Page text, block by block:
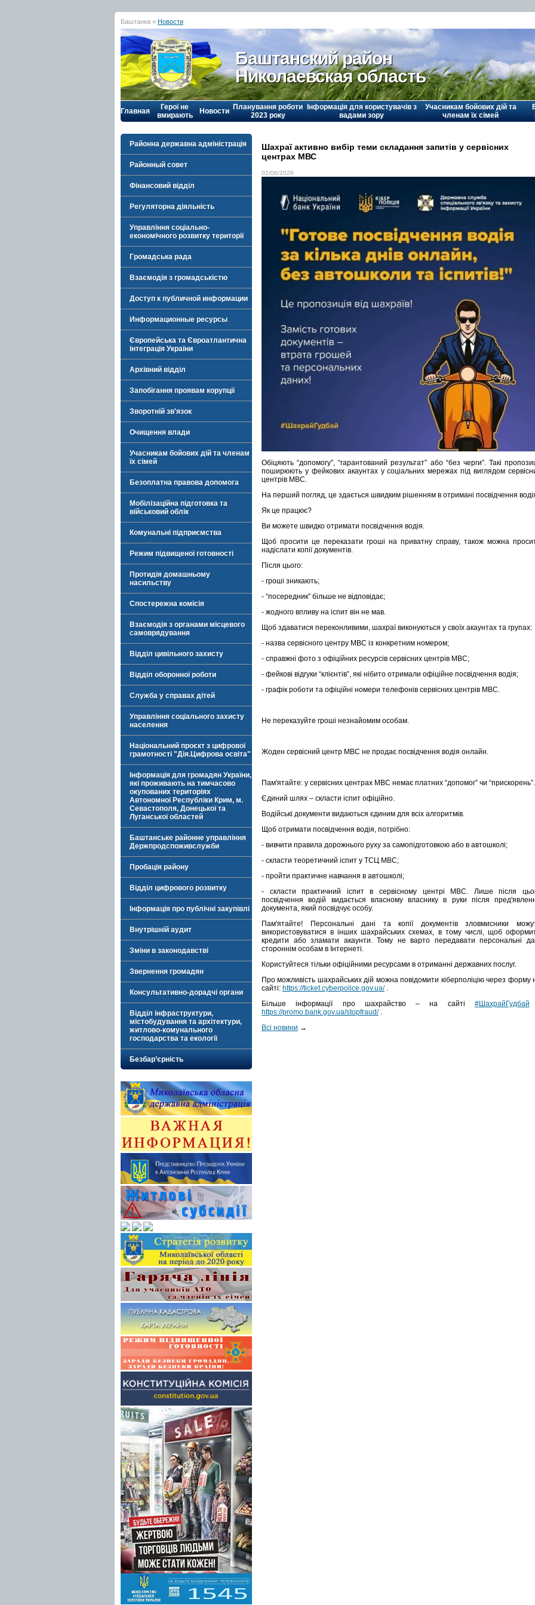
Баштанка » Новости
Баштанский район
Николаевская область
Главная
Герої не
вмирають
Новости Планування роботи
2023 року
Інформація для користувачів з
вадами зору
Учасникам бойових дій та
членам їх сімей
Районна державна адміністрація
Районный совет
Фінансовий відділ
Регуляторна діяльність
Управління соціально-
економічного розвитку території
Громадська рада
Взаємодія з громадськістю
Доступ к публичной информации
Информационные ресурсы
Європейська та Євроатлантична
інтеграція України
Архівний відділ
Запобігання проявам корупції
Зворотній зв'язок
Очищення влади
Учасникам бойових дій та членам
їх сімей
Безоплатна правова допомога
Мобілізаційна підготовка та
військовий облік
Комунальні підприємства
Режим підвищеної готовності
Протидія домашньому
насильству
Спостережна комісія
Взаємодія з органами місцевого
самоврядування
Відділ цивільного захисту
Відділ оборонної роботи
Служба у справах дітей
Управління соціального захисту
населення
Національний проєкт з цифрової
грамотності "Дія.Цифрова освіта"
Інформація для громадян України,
які проживають на тимчасово
окупованих територіях
Автономної Республіки Крим, м.
Севастополя, Донецької та
Луганської областей
Баштанське районне управління
Держпродспоживслужби
Пробація району
Відділ цифрового розвитку
Інформація про публічні закупівлі
Внутрішній аудит
Зміни в законодавстві
Звернення громадян
Консультативно-дорадчі органи
Відділ інфраструктури,
містобудування та архітектури,
житлово-комунального
господарства та екології
Безбар’єрність
Шахраї активно вибір теми складання запитів у сервісних
центрах МВС
02/06/2026
Обіцяють “допомогу”, “гарантований результат” або “без черги”. Такі
поширюють у фейкових акаунтах у соціальних мережах під виглядом
центрів МВС.
На перший погляд, це здається швидким рішенням в отримані посвідчення
Як це працює?
Ви можете швидко отримати посвідчення водія.
Щоб просити це переказати гроші на приватну справу, також можна
надіслати копії документів.
Після цього:
- гроші зникають;
- “посередник” більше не відповідає;
- жодного впливу на іспит він не мав.
Щоб здаватися переконливими, шахраї виконуються у своїх акаунтах та групах:
- назва сервісного центру МВС із конкретним номером;
- справжні фото з офіційних ресурсів сервісних центрів МВС;
- фейкові відгуки “клієнтів”, які нібито отримали офіційне посвідчення водія;
- графік роботи та офіційні номери телефонів сервісних центрів МВС.
Не переказуйте гроші незнайомим особам.
Жоден сервісний центр МВС не продає посвідчення водія онлайн.
Пам'ятайте: у сервісних центрах МВС немає платних “допомог” чи “прискорень”.
Єдиний шлях – скласти іспит офіційно.
Водійські документи видаються єдиним для всіх алгоритмів.
Щоб отримати посвідчення водія, потрібно:
- вивчити правила дорожнього руху за самопідготовкою або в автошколі;
- скласти теоретичний іспит у ТСЦ МВС;
- пройти практичне навчання в автошколі;
- скласти практичний іспит в сервісному центрі МВС. Лише після
посвідчення водій видається власному власнику в руки після
документа, який посвідчує особу.
Пам'ятайте! Персональні дані та копії документів зловмисники
використовуватися в інших шахрайських схемах, в тому числі, щоб
кредити або зламати акаунти. Тому не варто передавати персональні
стороннім особам в Інтернеті.
Користуйтеся тільки офіційними ресурсами в отриманні державних послуг.
Про можливість шахрайських дій можна повідомити кіберполіцію через форму
сайті: https://ticket.cyberpolice.gov.ua/.
Більше інформації про шахрайство – на сайті #ШахрайГудбай
https://promo.bank.gov.ua/stopfraud/.
Всі новини →